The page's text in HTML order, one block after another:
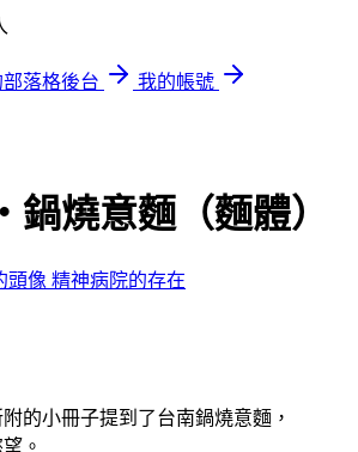
落格後台
我的帳號
燒意麵（麵體）
精神病院的存在
的小冊子提到了台南鍋燒意麵，
。